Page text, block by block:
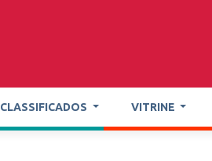
CLASSIFICADOS VITRINE